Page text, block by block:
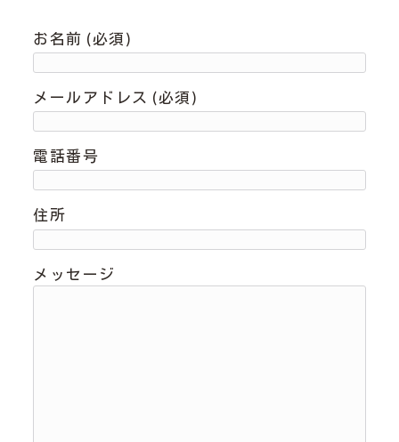
お名前 (必須)
メールアドレス (必須)
電話番号
住所
メッセージ